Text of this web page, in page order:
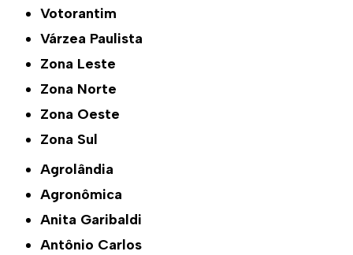
Votorantim
Várzea Paulista
Zona Leste
Zona Norte
Zona Oeste
Zona Sul
Agrolândia
Agronômica
Anita Garibaldi
Antônio Carlos